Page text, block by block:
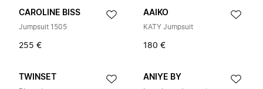
CAROLINE BISS
Jumpsuit 1505
255 €
AAIKO
KATY Jumpsuit
180 €
TWINSET ANIYE BY